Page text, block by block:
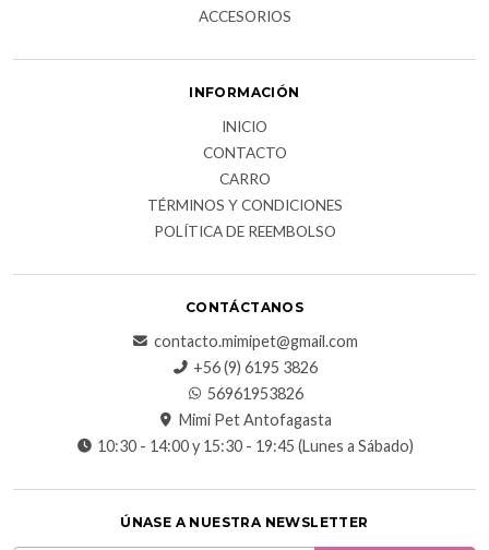
ACCESORIOS
INFORMACIÓN
INICIO
CONTACTO
CARRO
TÉRMINOS Y CONDICIONES
POLÍTICA DE REEMBOLSO
CONTÁCTANOS
contacto.mimipet@gmail.com
+56 (9) 6195 3826
56961953826
Mimi Pet Antofagasta
10:30 - 14:00 y 15:30 - 19:45 (Lunes a Sábado)
ÚNASE A NUESTRA NEWSLETTER